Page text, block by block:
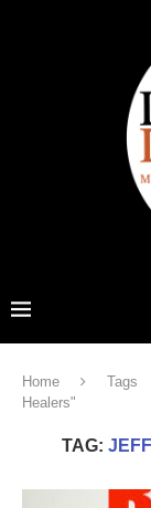
Home Tags
Healers"
TAG: